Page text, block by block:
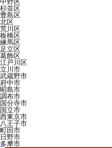
杉並区
豊島区
北区
荒川区
板橋区
練馬区
足立区
葛飾区
江戸川区
立川市
武蔵野市
府中市
昭島市
調布市
国分寺市
国立市
西東京市
八王子市
町田市
日野市
多摩市